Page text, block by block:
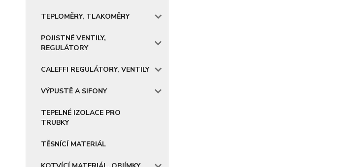
TEPLOMĚRY, TLAKOMĚRY
POJISTNÉ VENTILY,
REGULÁTORY
CALEFFI REGULÁTORY, VENTILY
VÝPUSTĚ A SIFONY
TEPELNÉ IZOLACE PRO
TRUBKY
TĚSNÍCÍ MATERIÁL